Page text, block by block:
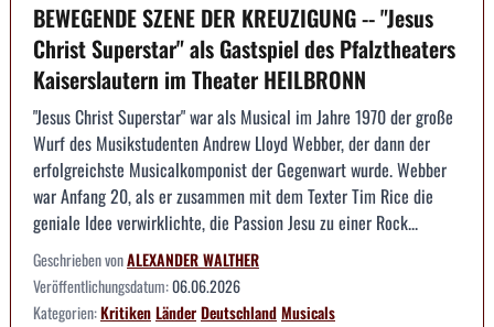
BEWEGENDE SZENE DER KREUZIGUNG -- "Jesus
Christ Superstar" als Gastspiel des Pfalztheaters
Kaiserslautern im Theater HEILBRONN
"Jesus Christ Superstar" war als Musical im Jahre 1970 der große
Wurf des Musikstudenten Andrew Lloyd Webber, der dann der
erfolgreichste Musicalkomponist der Gegenwart wurde. Webber
war Anfang 20, als er zusammen mit dem Texter Tim Rice die
geniale Idee verwirklichte, die Passion Jesu zu einer Rock...
Geschrieben vonALEXANDER WALTHER
Veröffentlichungsdatum:06.06.2026
Kategorien:KritikenLänderDeutschlandMusicals